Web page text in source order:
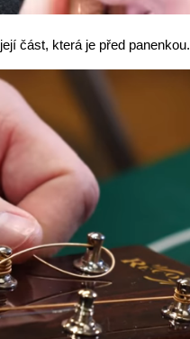
její část, která je před panenkou.